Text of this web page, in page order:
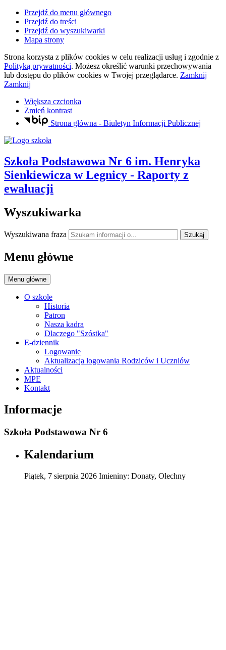
Przejdź do menu głównego
Przejdź do treści
Przejdź do wyszukiwarki
Mapa strony
Strona korzysta z plików cookies w celu realizacji usług i zgodnie z
Polityką prywatności. Możesz określić warunki przechowywania
lub dostępu do plików cookies w Twojej przeglądarce. Zamknij
Zamknij
Większa czcionka
Zmień kontrast
Strona główna - Biuletyn Informacji Publicznej
Szkoła Podstawowa Nr 6 im. Henryka
Sienkiewicza w Legnicy - Raporty z
ewaluacji
Wyszukiwarka
Wyszukiwana fraza Szukaj
Menu główne
Menu główne
O szkole
Historia
Patron
Nasza kadra
Dlaczego "Szóstka"
E-dziennik
Logowanie
Aktualizacja logowania Rodziców i Uczniów
Aktualności
MPE
Kontakt
Informacje
Szkoła Podstawowa Nr 6
Kalendarium
Piątek, 7 sierpnia 2026 Imieniny: Donaty, Olechny